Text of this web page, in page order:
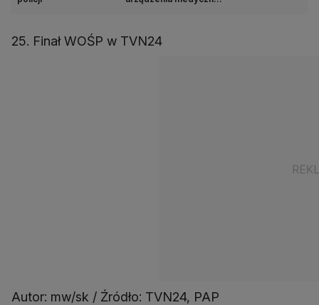
25. Finał WOŚP w TVN24
Autor: mw/sk / Źródło: TVN24, PAP